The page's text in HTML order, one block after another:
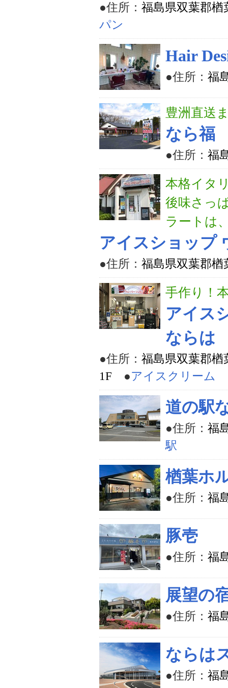
●住所： 福島県双葉郡楢
パン
Hair
●住所： 福
豊洲直送
なら福
●住所： 福
本格イタ
後味さっ
ラートは
アイスショップ
●住所： 福島県双葉郡楢
手作り！
アイス
ならは
●住所： 福島県双葉郡
1F ●アイスクリーム
道の駅
●住所： 福
駅
楢葉ホ
●住所： 福
豚壱
●住所： 福
展望の
●住所： 福
ならは
●住所： 福